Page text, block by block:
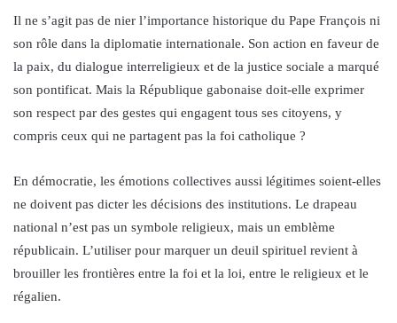
Il ne s’agit pas de nier l’importance historique du Pape François ni
son rôle dans la diplomatie internationale. Son action en faveur de
la paix, du dialogue interreligieux et de la justice sociale a marqué
son pontificat. Mais la République gabonaise doit-elle exprimer
son respect par des gestes qui engagent tous ses citoyens, y
compris ceux qui ne partagent pas la foi catholique ?
En démocratie, les émotions collectives aussi légitimes soient-elles
ne doivent pas dicter les décisions des institutions. Le drapeau
national n’est pas un symbole religieux, mais un emblème
républicain. L’utiliser pour marquer un deuil spirituel revient à
brouiller les frontières entre la foi et la loi, entre le religieux et le
régalien.